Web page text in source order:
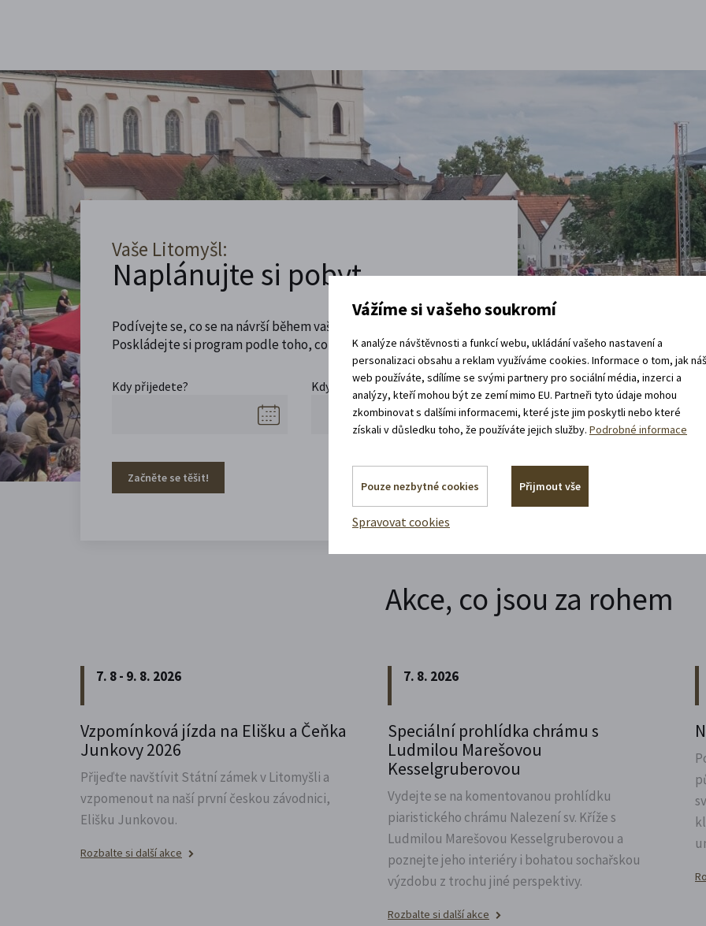
Vaše Litomyšl:
Naplánujte si pobyt
Podívejte se, co se na návrší během vaší návštěvy děje.
Poskládejte si program podle toho, co máte rádi.
Kdy přijedete? Kdy se vracíte domů?
Začněte se těšit!
Akce, co jsou za rohem
7. 8 - 9. 8. 2026
Vzpomínková jízda na Elišku a Čeňka
Junkovy 2026
Přijeďte navštívit Státní zámek v Litomyšli a
vzpomenout na naší první českou závodnici,
Elišku Junkovou.
Rozbalte si další akce
7. 8. 2026
Speciální prohlídka chrámu s
Ludmilou Marešovou
Kesselgruberovou
Vydejte se na komentovanou prohlídku
piaristického chrámu Nalezení sv. Kříže s
Ludmilou Marešovou Kesselgruberovou a
poznejte jeho interiéry i bohatou sochařskou
výzdobu z trochu jiné perspektivy.
Rozbalte si další akce
Vážíme si vašeho soukromí
K analýze návštěvnosti a funkcí webu, ukládání vašeho nastavení a
personalizaci obsahu a reklam využíváme cookies. Informace o tom, jak
web používáte, sdílíme se svými partnery pro sociální média, inzerci a
analýzy, kteří mohou být ze zemí mimo EU. Partneři tyto údaje mohou
zkombinovat s dalšími informacemi, které jste jim poskytli nebo které
získali v důsledku toho, že používáte jejich služby.Podrobné informace
Pouze nezbytné cookies Přijmout vše
Spravovat cookies